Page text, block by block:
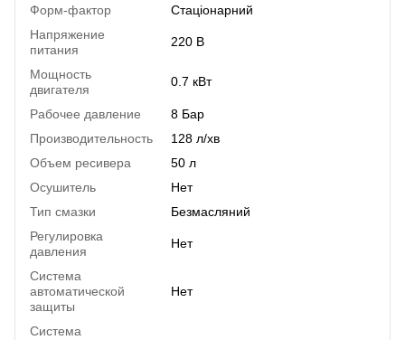
Форм-фактор
Стаціонарний
Напряжение
питания
220 В
Мощность
двигателя
0.7 кВт
Рабочее давление
8 Бар
Производительность
128 л/хв
Объем ресивера
50 л
Осушитель
Нет
Тип смазки
Безмасляний
Регулировка
давления
Нет
Система
автоматической
защиты
Нет
Система